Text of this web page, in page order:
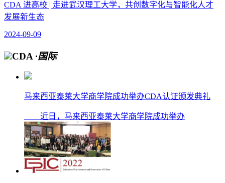
CDA 进高校 | 走进武汉理工大学，共创数字化与智能化人才
发展新生态
2024-09-09
CDA ·国际
马来西亚泰莱大学商学院成功举办CDA认证颁发典礼
近日，马来西亚泰莱大学商学院成功举办